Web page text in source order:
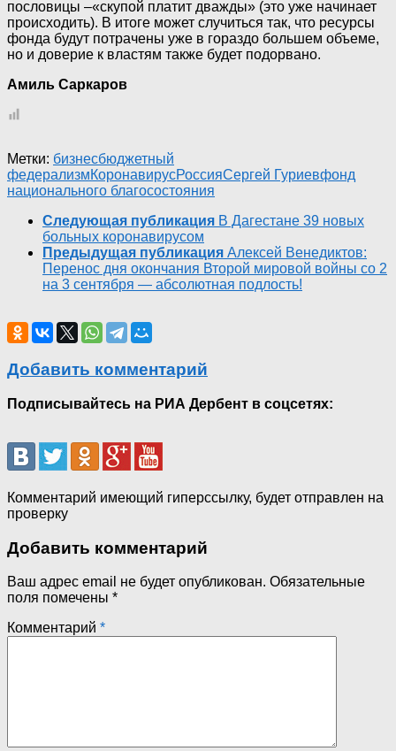
пословицы –«скупой платит дважды» (это уже начинает
происходить). В итоге может случиться так, что ресурсы
фонда будут потрачены уже в гораздо большем объеме,
но и доверие к властям также будет подорвано.
Амиль Саркаров
Метки: бизнесбюджетный
федерализмКоронавирусРоссияСергей Гуриевфонд
национального благосостояния
Следующая публикация В Дагестане 39 новых
больных коронавирусом
Предыдущая публикация Алексей Венедиктов:
Перенос дня окончания Второй мировой войны со 2
на 3 сентября — абсолютная подлость!
Добавить комментарий
Подписывайтесь на РИА Дербент в соцсетях:
Комментарий имеющий гиперссылку, будет отправлен на
проверку
Добавить комментарий
Ваш адрес email не будет опубликован. Обязательные
поля помечены *
Комментарий *